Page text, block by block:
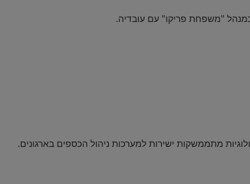
"משפחת פריקו" עם עובדיה.
מתממשקות ישירות למערכות ניהול הכספים בארגונים.